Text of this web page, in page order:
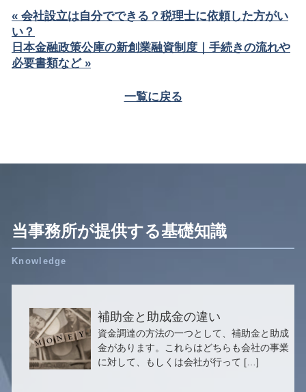
« 会社設立は自分でできる？税理士に依頼した方がい
い？
日本金融政策公庫の新創業融資制度｜手続きの流れや
必要書類など »
一覧に戻る
当事務所が提供する基礎知識
補助金と助成金の違い
資金調達の方法の一つとして、補助金と助成
金があります。これらはどちらも会社の事業
に対して、もしくは会社が行って […]